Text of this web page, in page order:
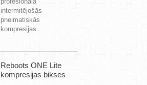
intermitējošās
pneimatiskās
kompresijas...
Reboots ONE Lite
kompresijas bikses